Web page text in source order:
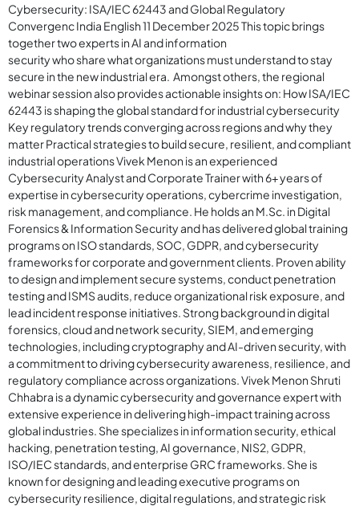
Cybersecurity: ISA/IEC 62443 and Global Regulatory
Convergenc India English 11 December 2025 This topic brings
together two experts in AI and information
security who share what organizations must understand to stay
secure in the new industrial era. Amongst others, the regional
webinar session also provides actionable insights on: How ISA/IEC
62443 is shaping the global standard for industrial cybersecurity
Key regulatory trends converging across regions and why they
matter Practical strategies to build secure, resilient, and compliant
industrial operations Vivek Menon is an experienced
Cybersecurity Analyst and Corporate Trainer with 6+ years of
expertise in cybersecurity operations, cybercrime investigation,
risk management, and compliance. He holds an M.Sc. in Digital
Forensics & Information Security and has delivered global training
programs on ISO standards, SOC, GDPR, and cybersecurity
frameworks for corporate and government clients. Proven ability
to design and implement secure systems, conduct penetration
testing and ISMS audits, reduce organizational risk exposure, and
lead incident response initiatives. Strong background in digital
forensics, cloud and network security, SIEM, and emerging
technologies, including cryptography and AI-driven security, with
a commitment to driving cybersecurity awareness, resilience, and
regulatory compliance across organizations. Vivek Menon Shruti
Chhabra is a dynamic cybersecurity and governance expert with
extensive experience in delivering high-impact training across
global industries. She specializes in information security, ethical
hacking, penetration testing, AI governance, NIS2, GDPR,
ISO/IEC standards, and enterprise GRC frameworks. She is
known for designing and leading executive programs on
cybersecurity resilience, digital regulations, and strategic risk